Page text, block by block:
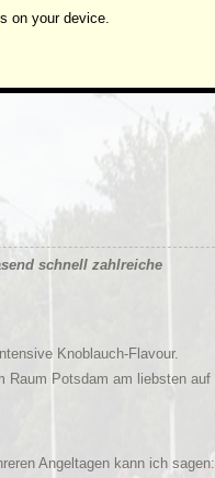
schnell zahlreiche
Knoblauch-Flavour.
Raum Potsdam am liebsten auf
Angeltagen kann ich sagen:
on your device.